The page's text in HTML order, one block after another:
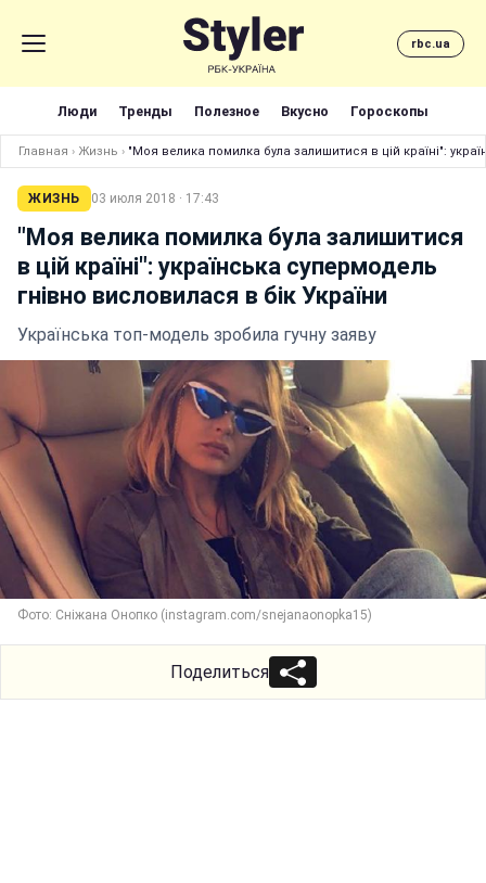
rbc.ua
Люди Тренды Полезное Вкусно Гороскопы
Главная › Жизнь › "Моя велика помилка була залишитися в цій країні":
ЖИЗНЬ 03 июля 2018 · 17:43
"Моя велика помилка була залишитися
в цій країні": українська супермодель
гнівно висловилася в бік України
Українська топ-модель зробила гучну заяву
Фото: Сніжана Онопко (instagram.com/snejanaonopka15)
Поделиться